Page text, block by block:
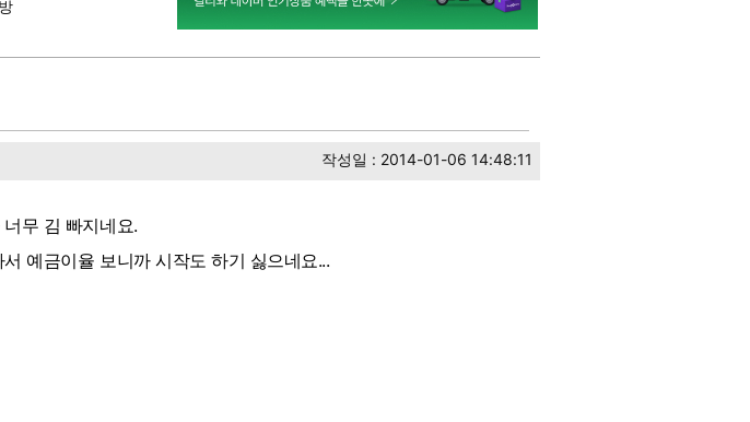
작성일 : 2014-01-06 14:48:11
무 김 빠지네요.
예금이율 보니까 시작도 하기 싫으네요...